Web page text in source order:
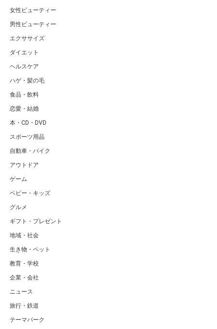
女性ビューティー
男性ビューティー
エクササイズ
ダイエット
ヘルスケア
ハゲ・髪の毛
食品・飲料
恋愛・結婚
本・CD・DVD
スポーツ用品
自動車・バイク
アウトドア
ゲーム
ベビー・キッズ
グルメ
ギフト・プレゼント
地域・社会
生き物・ペット
教育・学校
企業・会社
ニュース
旅行・鉄道
テーマパーク